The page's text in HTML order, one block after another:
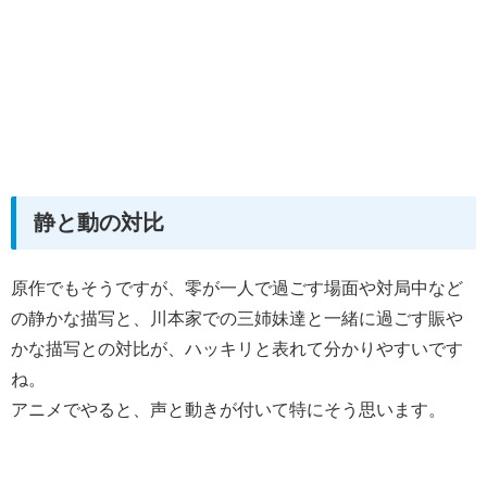
静と動の対比
原作でもそうですが、零が一人で過ごす場面や対局中など
の静かな描写と、川本家での三姉妹達と一緒に過ごす賑や
かな描写との対比が、ハッキリと表れて分かりやすいです
ね。
アニメでやると、声と動きが付いて特にそう思います。